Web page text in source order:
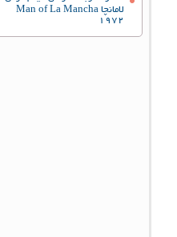
لامانچا Man of La Mancha
1972